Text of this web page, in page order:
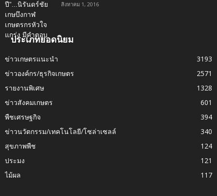
สิงหาคม 1, 2016
ประเภทยอดนิยม
ข่าวเกษตรแนะนำ
3193
ข่าวองค์กร/ธุรกิจเกษตร
2571
รายงานพิเศษ
1328
ข่าวสังคมเกษตร
601
พืชเศรษฐกิจ
394
ข่าวนวัตกรรม/เทคโนโลยี/โซล่าเซลล์
340
สุขภาพพืช
124
ประมง
121
ไม้ผล
117